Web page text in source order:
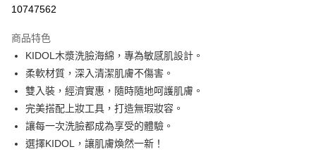
合作金庫商業銀行
華南商業銀行
彰化商業銀行
上海商業儲蓄銀行
國泰世華商業銀行
兆豐國際商業銀行
臺灣中小企業銀行
台中商業銀行
匯豐（台灣）商業銀行
聯邦商業銀行
元大商業銀行
超商取貨付款
LINE Pay
Apple Pay
街口支付
10747562
商品特色
KIDOL木漿洗臉海綿，專為敏感肌設計。
柔軟材質，深入清潔肌膚不傷害。
雙入裝，經濟實惠，隨時隨地呵護肌膚。
完美搭配上妝工具，打造無瑕妝容。
讓每一次洗臉都成為享受的體驗。
選擇KIDOL，讓肌膚煥然一新！